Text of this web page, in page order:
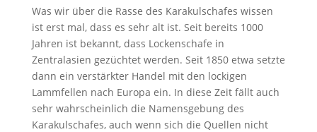
Was wir über die Rasse des Karakulschafes wissen
ist erst mal, dass es sehr alt ist. Seit bereits 1000
Jahren ist bekannt, dass Lockenschafe in
Zentralasien gezüchtet werden. Seit 1850 etwa setzte
dann ein verstärkter Handel mit den lockigen
Lammfellen nach Europa ein. In diese Zeit fällt auch
sehr wahrscheinlich die Namensgebung des
Karakulschafes, auch wenn sich die Quellen nicht